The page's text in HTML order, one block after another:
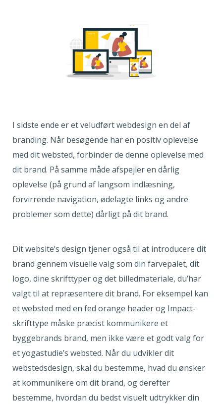
I sidste ende er et veludført webdesign en del af
branding. Når besøgende har en positiv oplevelse
med dit websted, forbinder de denne oplevelse med
dit brand. På samme måde afspejler en dårlig
oplevelse (på grund af langsom indlæsning,
forvirrende navigation, ødelagte links og andre
problemer som dette) dårligt på dit brand.
Dit website’s design tjener også til at introducere dit
brand gennem visuelle valg som din farvepalet, dit
logo, dine skrifttyper og det billedmateriale, du’har
valgt til at repræsentere dit brand. For eksempel kan
et websted med en fed orange header og Impact-
skrifttype måske præcist kommunikere et
byggebrands brand, men ikke være et godt valg for
et yogastudie’s websted. Når du udvikler dit
webstedsdesign, skal du bestemme, hvad du ønsker
at kommunikere om dit brand, og derefter
bestemme, hvordan du bedst visuelt udtrykker din